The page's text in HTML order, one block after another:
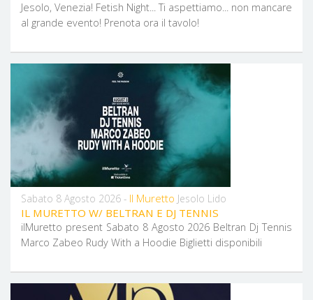
Jesolo, Venezia! Fetish Night... Ti aspettiamo... non mancare
al grande evento! Prenota ora il tavolo!
Sabato 8 Agosto 2026 - Il Muretto Jesolo Lido
IL MURETTO W/ BELTRAN E DJ TENNIS
ilMuretto present Sabato 8 Agosto 2026 Beltran Dj Tennis
Marco Zabeo Rudy With a Hoodie Biglietti disponibili